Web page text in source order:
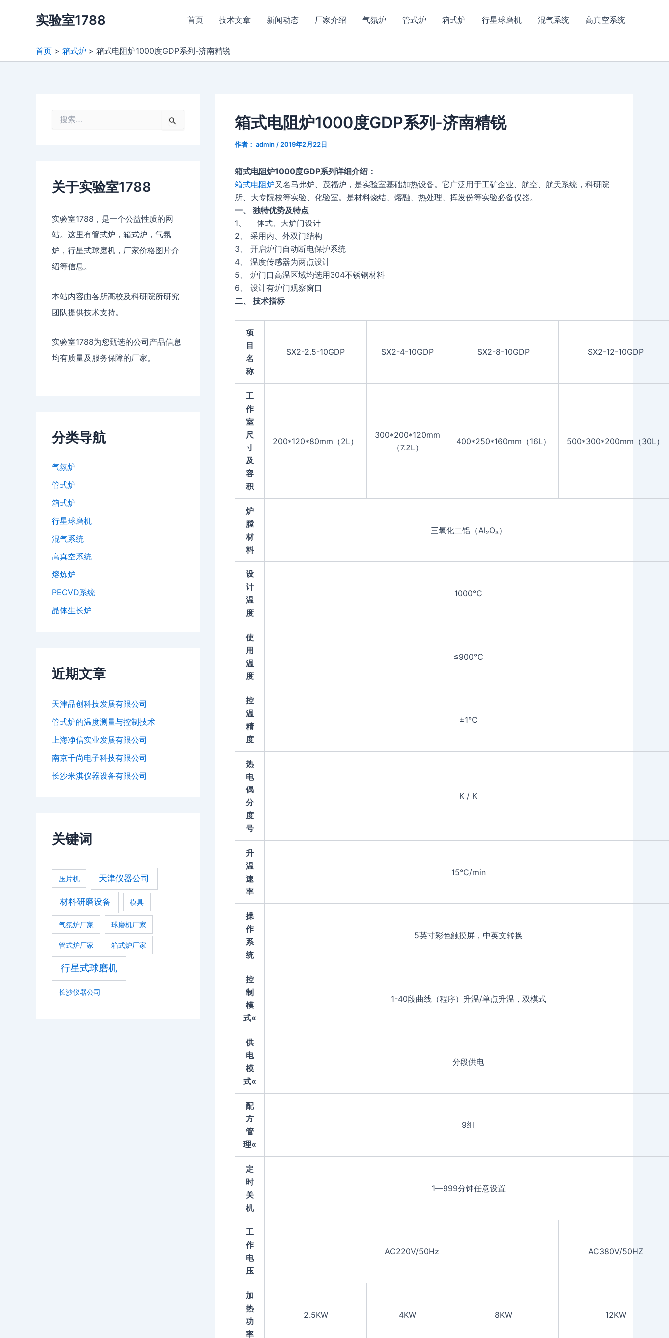
实验室1788 首页 技术文章 新闻动态 厂家介绍 气氛炉 管式炉 箱式炉 行星球磨机 混气系统 高真空系统
首页 箱式炉 箱式电阻炉1000度GDP系列-济南精锐
关于实验室1788
实验室1788，是一个公益性质的网
站。这里有管式炉，箱式炉，气氛
炉，行星式球磨机，厂家价格图片介
绍等信息。
本站内容由各所高校及科研院所研究
团队提供技术支持。
实验室1788为您甄选的公司产品信息
均有质量及服务保障的厂家。
分类导航
气氛炉
管式炉
箱式炉
行星球磨机
混气系统
高真空系统
熔炼炉
PECVD系统
晶体生长炉
近期文章
天津品创科技发展有限公司
管式炉的温度测量与控制技术
上海净信实业发展有限公司
南京千尚电子科技有限公司
长沙米淇仪器设备有限公司
关键词
压片机 天津仪器公司
材料研磨设备 模具
气氛炉厂家 球磨机厂家
管式炉厂家 箱式炉厂家
行星式球磨机
长沙仪器公司
箱式电阻炉1000度GDP系列-济南精锐
作者： admin / 2019年2月22日
箱式电阻炉1000度GDP系列详细介绍：
箱式电阻炉又名马弗炉、茂福炉，是实验室基础加热设备。它广泛用于工矿企业、航空、航天系统，科研院
所、大专院校等实验、化验室。是材料烧结、熔融、热处理、挥发份等实验必备仪器。
一、 独特优势及特点
1、 一体式、大炉门设计
2、 采用内、外双门结构
3、 开启炉门自动断电保护系统
4、 温度传感器为两点设计
5、 炉门口高温区域均选用304不锈钢材料
6、 设计有炉门观察窗口
二、 技术指标
项
目
名
称
SX2-2.5-10GDP SX2-4-10GDP SX2-8-10GDP SX2-12-10GDP
工
作
室
尺
寸
及
容
积
200*120*80mm（2L）
300*200*120mm
（7.2L）
400*250*160mm（16L） 500*300*200mm（30L）
炉
膛
材
料
三氧化二铝（Al₂O₃）
设
计
温
度
1000℃
使
用
温
度
≤900℃
控
温
精
度
±1℃
热
电
偶
分
度
号
K / K
升
温
速
率
15℃/min
操
作
系
统
5英寸彩色触摸屏，中英文转换
控
制
模
式«
1-40段曲线（程序）升温/单点升温，双模式
供
电
模
式«
分段供电
配
方
管
理«
9组
定
时
关
机
1—999分钟任意设置
工
作
电
压
AC220V/50Hz AC380V/50HZ
加
热
功
率
2.5KW 4KW 8KW 12KW